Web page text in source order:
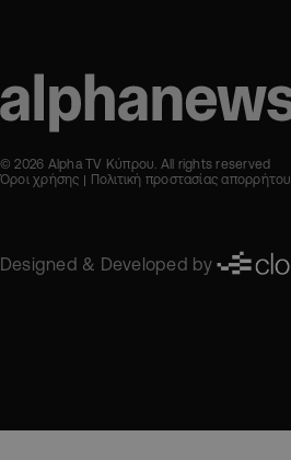
© 2026 Alpha TV Κύπρου. All rights reserved
Όροι χρήσης
Πολιτική προστασίας απορρήτου
Designed & Developed by